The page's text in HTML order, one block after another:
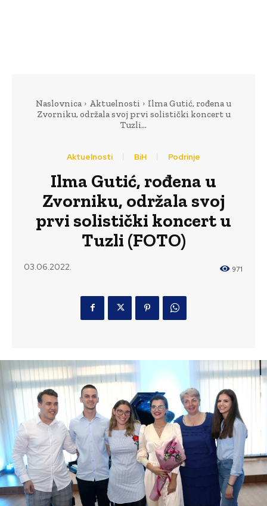
Naslovnica Aktuelnosti
Ilma Gutić, rođena u
Zvorniku, održala svoj prvi solistički koncert u
Tuzli...
Aktuelnosti BiH Podrinje
Ilma Gutić, rođena u
Zvorniku, održala svoj
prvi solistički koncert u
Tuzli (FOTO)
03.06.2022. 971